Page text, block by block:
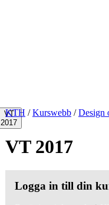
VT
2017
KTH / Kurswebb / Design
VT 2017
Logga in till din